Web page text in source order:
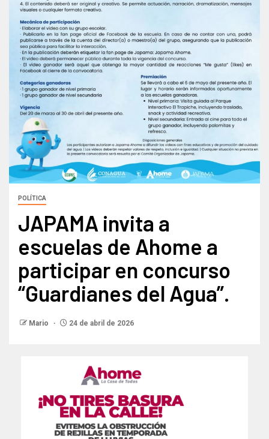
POLÍTICA
JAPAMA invita a
escuelas de Ahome a
participar en concurso
“Guardianes del Agua”.
Mario 24 de abril de 2026